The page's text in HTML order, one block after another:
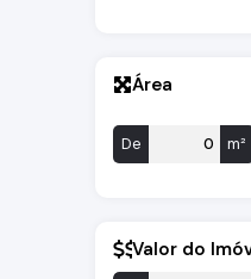
Área
De m²
Valor do